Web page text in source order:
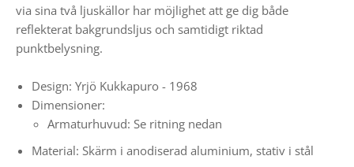
via sina två ljuskällor har möjlighet att ge dig både
reflekterat bakgrundsljus och samtidigt riktad
punktbelysning.
Design: Yrjö Kukkapuro - 1968
Dimensioner:
Armaturhuvud: Se ritning nedan
Material: Skärm i anodiserad aluminium, stativ i stål